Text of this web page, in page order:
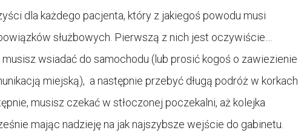
dla każdego pacjenta, który z jakiegoś powodu musi
służbowych. Pierwszą z nich jest oczywiście…
wsiadać do samochodu (lub prosić kogoś o zawiezienie
miejską), a następnie przebyć długą podróż w korkach
musisz czekać w stłoczonej poczekalni, aż kolejka
mając nadzieję na jak najszybsze wejście do gabinetu.